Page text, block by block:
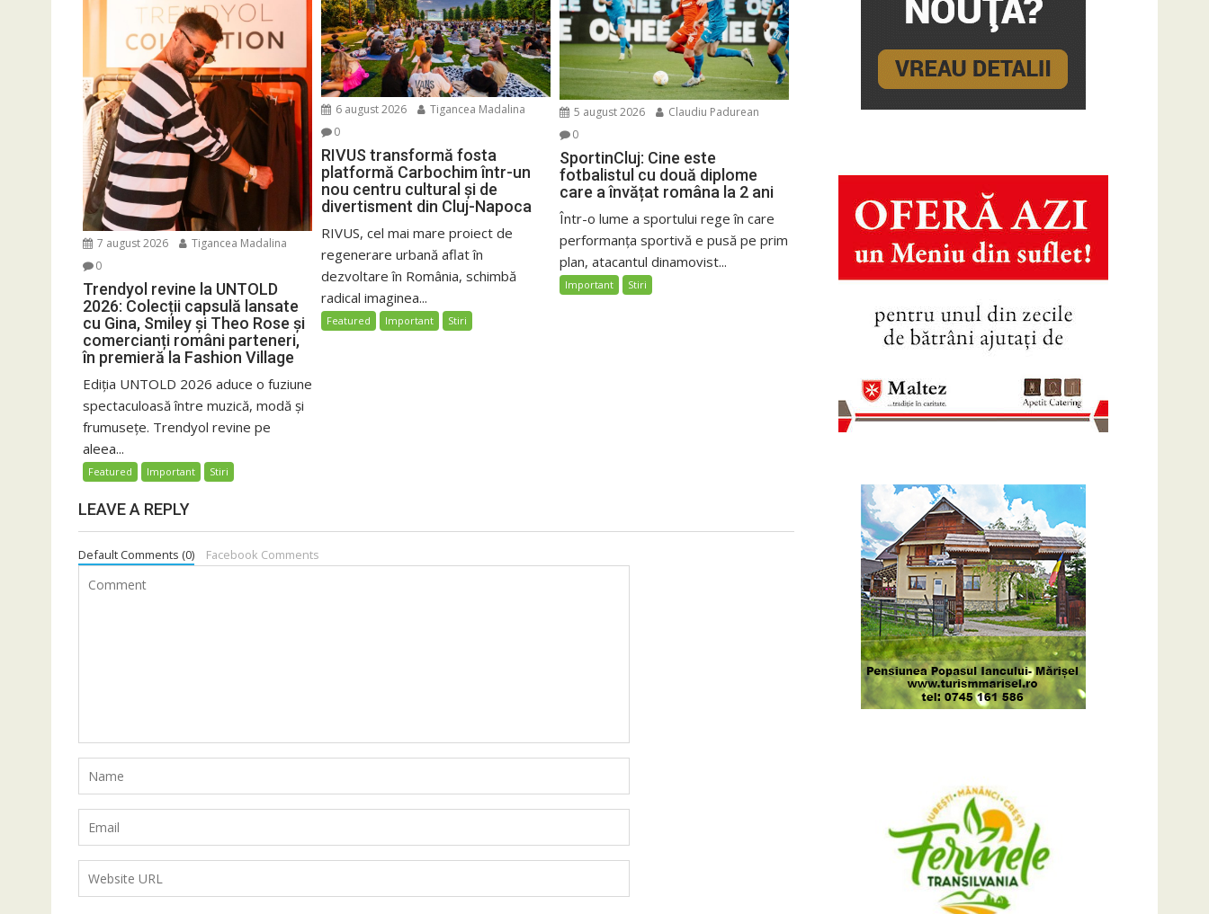
7 august 2026
Tigancea Madalina
0
Trendyol revine la UNTOLD
2026: Colecții capsulă lansate
cu Gina, Smiley și Theo Rose și
comercianți români parteneri,
în premieră la Fashion Village
Ediția UNTOLD 2026 aduce o fuziune
spectaculoasă între muzică, modă și
frumusețe. Trendyol revine pe
aleea...
Featured Important Stiri
6 august 2026
Tigancea Madalina
0
RIVUS transformă fosta
platformă Carbochim într-un
nou centru cultural și de
divertisment din Cluj-Napoca
RIVUS, cel mai mare proiect de
regenerare urbană aflat în
dezvoltare în România, schimbă
radical imaginea...
Featured Important Stiri
5 august 2026
Claudiu Padurean
0
SportinCluj: Cine este
fotbalistul cu două diplome
care a învățat româna la 2 ani
Într-o lume a sportului rege în care
performanța sportivă e pusă pe prim
plan, atacantul dinamovist...
Important Stiri
LEAVE A REPLY
Default Comments (0) Facebook Comments